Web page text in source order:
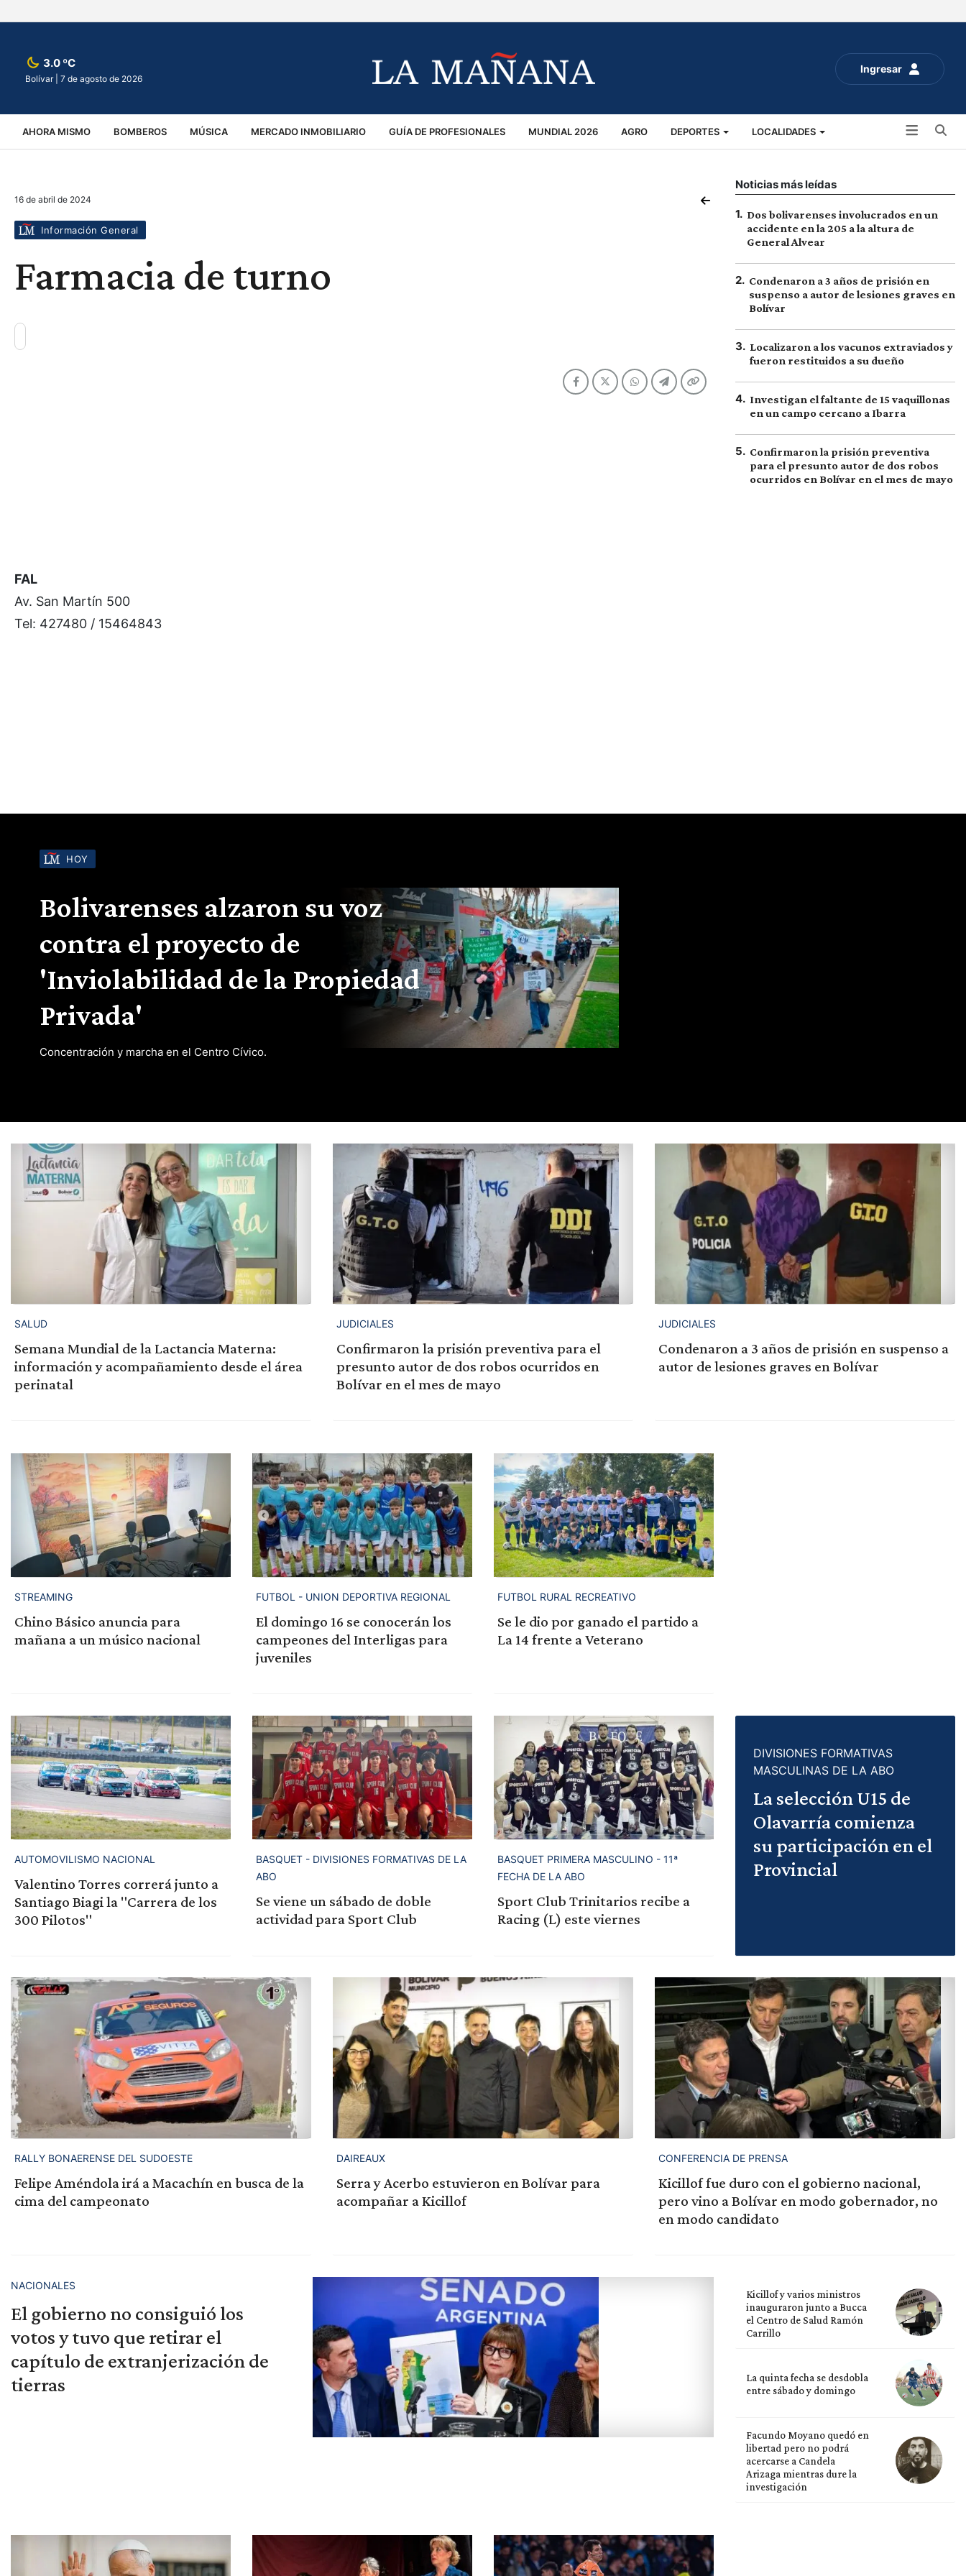
Ingresar
3.0 ºC
Bolívar | 7 de agosto de 2026
AHORA MISMO BOMBEROS MÚSICA MERCADO INMOBILIARIO GUÍA DE PROFESIONALES MUNDIAL 2026 AGRO DEPORTES LOCALIDADES
VIRALES ACCIDENTES
16 de abril de 2024
Información General
Farmacia de turno
FAL
Av. San Martín 500
Tel: 427480 / 15464843
Noticias más leídas
1. Dos bolivarenses involucrados en un
accidente en la 205 a la altura de
General Alvear
2. Condenaron a 3 años de prisión en
suspenso a autor de lesiones graves en
Bolívar
3. Localizaron a los vacunos extraviados y
fueron restituidos a su dueño
4. Investigan el faltante de 15 vaquillonas
en un campo cercano a Ibarra
5. Confirmaron la prisión preventiva
para el presunto autor de dos robos
ocurridos en Bolívar en el mes de mayo
HOY
Bolivarenses alzaron su voz
contra el proyecto de
'Inviolabilidad de la Propiedad
Privada'
Concentración y marcha en el Centro Cívico.
SALUD
Semana Mundial de la Lactancia Materna:
información y acompañamiento desde el área
perinatal
JUDICIALES
Confirmaron la prisión preventiva para el
presunto autor de dos robos ocurridos en
Bolívar en el mes de mayo
JUDICIALES
Condenaron a 3 años de prisión en suspenso a
autor de lesiones graves en Bolívar
STREAMING
Chino Básico anuncia para
mañana a un músico nacional
FUTBOL - UNION DEPORTIVA REGIONAL
El domingo 16 se conocerán los
campeones del Interligas para
juveniles
FUTBOL RURAL RECREATIVO
Se le dio por ganado el partido a
La 14 frente a Veterano
AUTOMOVILISMO NACIONAL
Valentino Torres correrá junto a
Santiago Biagi la "Carrera de los
300 Pilotos"
BASQUET - DIVISIONES FORMATIVAS DE LA
ABO
Se viene un sábado de doble
actividad para Sport Club
BASQUET PRIMERA MASCULINO - 11ª
FECHA DE LA ABO
Sport Club Trinitarios recibe a
Racing (L) este viernes
DIVISIONES FORMATIVAS
MASCULINAS DE LA ABO
La selección U15 de
Olavarría comienza
su participación en el
Provincial
RALLY BONAERENSE DEL SUDOESTE
Felipe Améndola irá a Macachín en busca de la
cima del campeonato
DAIREAUX
Serra y Acerbo estuvieron en Bolívar para
acompañar a Kicillof
CONFERENCIA DE PRENSA
Kicillof fue duro con el gobierno nacional,
pero vino a Bolívar en modo gobernador, no
en modo candidato
NACIONALES
El gobierno no consiguió los
votos y tuvo que retirar el
capítulo de extranjerización de
tierras
Kicillof y varios ministros
inauguraron junto a Bucca
el Centro de Salud Ramón
Carrillo
La quinta fecha se desdobla
entre sábado y domingo
Facundo Moyano quedó en
libertad pero no podrá
acercarse a Candela
Arizaga mientras dure la
investigación